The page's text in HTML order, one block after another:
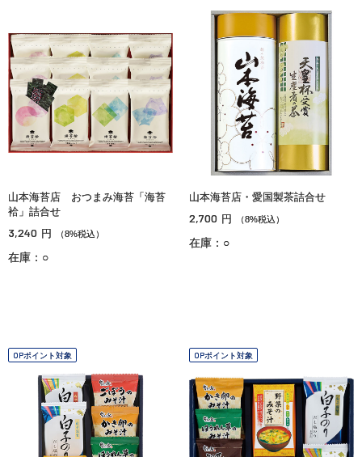
山本海苔店 おつまみ海苔「海苔
袷」詰合せ
3,240 円 （8%税込）
在庫：○
山本海苔店・愛国製茶詰合せ
2,700 円 （8%税込）
在庫：○
OPポイント対象 OPポイント対象